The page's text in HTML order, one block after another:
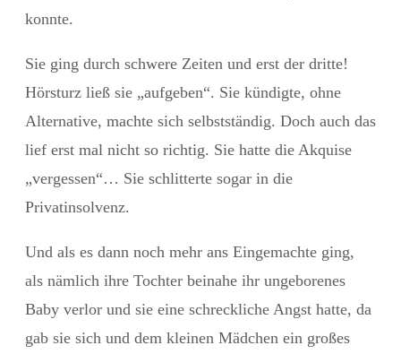
konnte.
Sie ging durch schwere Zeiten und erst der dritte!
Hörsturz ließ sie „aufgeben“. Sie kündigte, ohne
Alternative, machte sich selbstständig. Doch auch das
lief erst mal nicht so richtig. Sie hatte die Akquise
„vergessen“… Sie schlitterte sogar in die
Privatinsolvenz.
Und als es dann noch mehr ans Eingemachte ging,
als nämlich ihre Tochter beinahe ihr ungeborenes
Baby verlor und sie eine schreckliche Angst hatte, da
gab sie sich und dem kleinen Mädchen ein großes